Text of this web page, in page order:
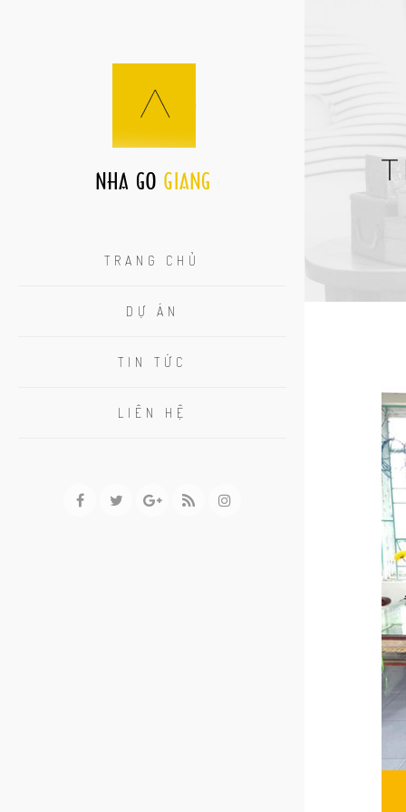
TRANG CHỦ
DỰ ÁN
TIN TỨC
LIÊN HỆ